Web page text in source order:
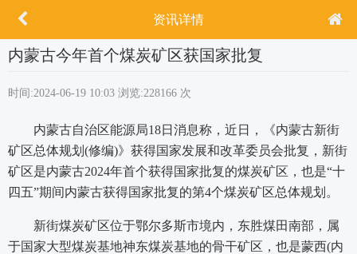
资讯详情
内蒙古今年首个煤炭矿区获国家批复
时间:2024-06-19 10:03 浏览:228166 次
内蒙古自治区能源局18日消息称，近日，《内蒙古新街
矿区总体规划(修编)》获得国家发展和改革委员会批复，新街
矿区是内蒙古2024年首个获得国家批复的煤炭矿区，也是“十
四五”期间内蒙古获得国家批复的第4个煤炭矿区总体规划。
新街煤炭矿区位于鄂尔多斯市境内，东胜煤田南部，属
于国家大型煤炭基地神东煤炭基地的骨干矿区，也是蒙西(内